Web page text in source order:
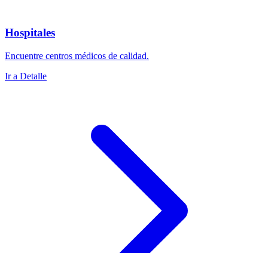
Hospitales
Encuentre centros médicos de calidad.
Ir a Detalle